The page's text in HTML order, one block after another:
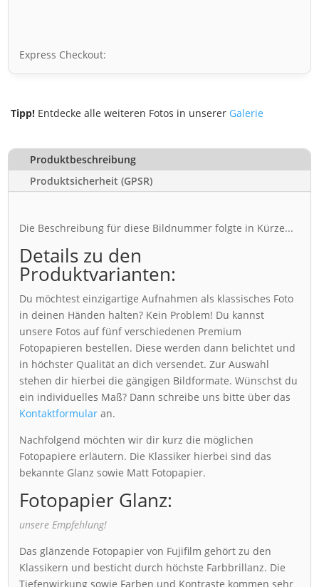
Express Checkout:
Tipp! Entdecke alle weiteren Fotos in unserer Galerie
Produktbeschreibung
Produktsicherheit (GPSR)
Die Beschreibung für diese Bildnummer folgte in Kürze...
Details zu den
Produktvarianten:
Du möchtest einzigartige Aufnahmen als klassisches Foto
in deinen Händen halten? Kein Problem! Du kannst
unsere Fotos auf fünf verschiedenen Premium
Fotopapieren bestellen. Diese werden dann belichtet und
in höchster Qualität an dich versendet. Zur Auswahl
stehen dir hierbei die gängigen Bildformate. Wünschst du
ein individuelles Maß? Dann schreibe uns bitte über das
Kontaktformular an.
Nachfolgend möchten wir dir kurz die möglichen
Fotopapiere erläutern. Die Klassiker hierbei sind das
bekannte Glanz sowie Matt Fotopapier.
Fotopapier Glanz:
unsere Empfehlung!
Das glänzende Fotopapier von Fujifilm gehört zu den
Klassikern und besticht durch höchste Farbbrillanz. Die
Tiefenwirkung sowie Farben und Kontraste kommen sehr